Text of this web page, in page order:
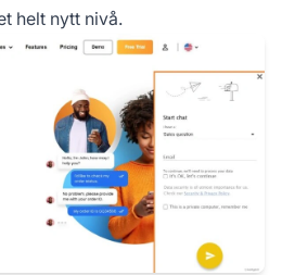
helt nytt nivå.